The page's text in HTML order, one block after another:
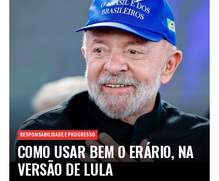
RESPONSABILIDADE E PROGRESSO
COMO USAR BEM O ERÁRIO, NA
VERSÃO DE LULA